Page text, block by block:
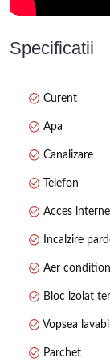
Clubhouse &
rafinată,
culinare și seri
-Boutique Spa:
Evergreen
termală, jacuzzi,
-Evenimente
pentru nunți,
pentru juniori .
Servicii complet
securitate,
stații EV, Wi‑Fi,
Investiție &
Specificatii
Curent
Apa
Canalizare
Telefon
Acces
Incalzire
Aer
Bloc izolat
Vopsea
Parchet